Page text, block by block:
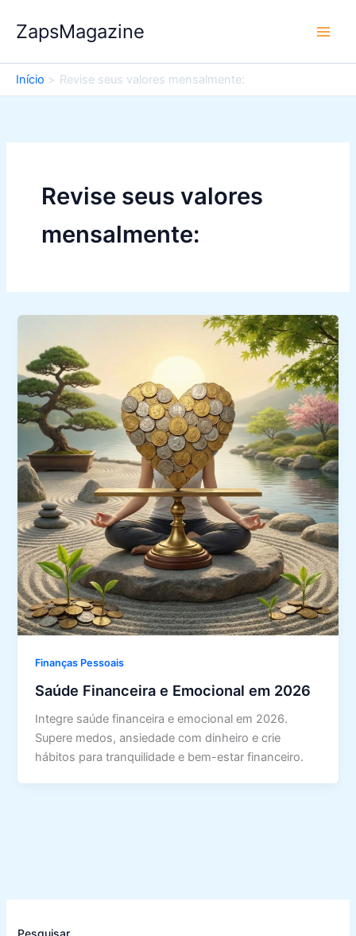
para
conteúdo
ZapsMagazine
Início Revise seus valores mensalmente:
Revise seus valores
mensalmente:
Finanças Pessoais
Saúde Financeira e Emocional em 2026
Integre saúde financeira e emocional em 2026.
Supere medos, ansiedade com dinheiro e crie
hábitos para tranquilidade e bem-estar financeiro.